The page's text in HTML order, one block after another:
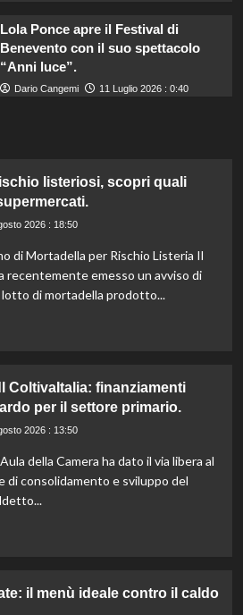
Lola Ponce apre il Festival di
Benevento con il suo spettacolo
“Anni luce”.
Dario Cangemi 11 Luglio 2026 : 0:40
listeriosi, scopri quali
2026 : 18:50
di Mortadella per Rischio Listeria Il
recentemente emesso un avviso di
di mortadella prodotto...
ColtivaItalia: finanziamenti
per il settore primario.
2026 : 13:50
della Camera ha dato il via libera al
di consolidamento e sviluppo del
il menù ideale contro il caldo